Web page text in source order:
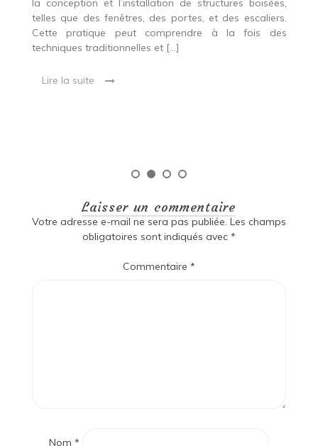
la conception et l’installation de structures boisées,
telles que des fenêtres, des portes, et des escaliers.
Cette pratique peut comprendre à la fois des
techniques traditionnelles et […]
Lire la suite
Laisser un commentaire
Votre adresse e-mail ne sera pas publiée. Les champs
obligatoires sont indiqués avec *
Commentaire *
Nom *